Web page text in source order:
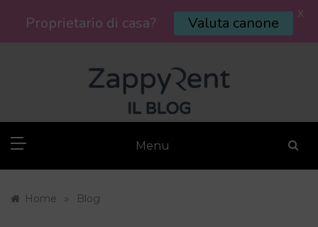
Menu
Home » Blog
Proprietario di casa? Valuta canone X